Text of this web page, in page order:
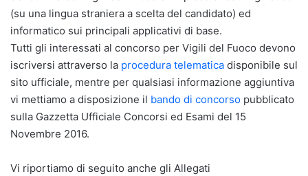
(su una lingua straniera a scelta del candidato) ed
informatico sui principali applicativi di base.
Tutti gli interessati al concorso per Vigili del Fuoco devono
iscriversi attraverso la procedura telematica disponibile sul
sito ufficiale, mentre per qualsiasi informazione aggiuntiva
vi mettiamo a disposizione il bando di concorso pubblicato
sulla Gazzetta Ufficiale Concorsi ed Esami del 15
Novembre 2016.
Vi riportiamo di seguito anche gli Allegati